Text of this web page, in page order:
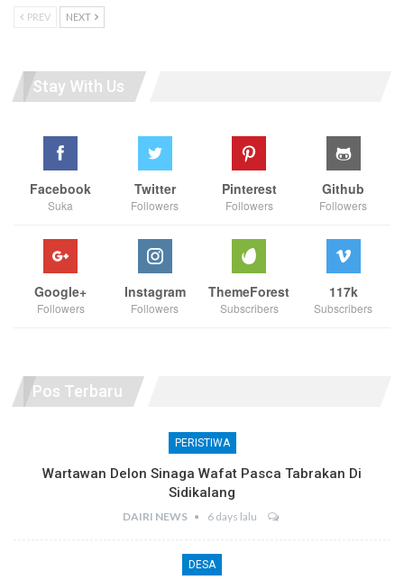
PREV NEXT
Stay With Us
Facebook
Suka
Twitter
Followers
Pinterest
Followers
Github
Followers
Google+
Followers
Instagram
Followers
ThemeForest
Subscribers
117k
Subscribers
Pos Terbaru
PERISTIWA
Wartawan Delon Sinaga Wafat Pasca Tabrakan Di
Sidikalang
DAIRI NEWS 6 days lalu
DESA